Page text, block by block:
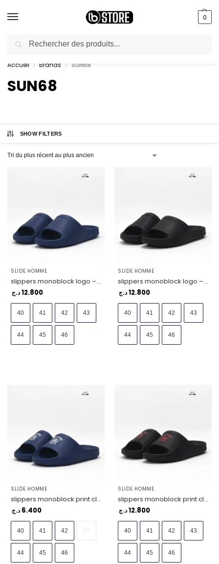
0
livraison gratuite au bureau dès 10000 DA avec paiement en ligne
Accueil / Brands / SUN68
SUN68
SHOW FILTERS
SLIDE HOMME
slippers monoblock logo – X36112-07
12.800د.ج
40 41 42 43
44 45 46
SLIDE HOMME
slippers monoblock logo – X36112-11
12.800د.ج
40 41 42 43
44 45 46
SLIDE HOMME
slippers monoblock print class – X36113-0701
6.400 د.ج
40 41 42
44 45 46
SLIDE HOMME
slippers monoblock print class – X36113-1110
12.800د.ج
40 41 42 43
44 45 46